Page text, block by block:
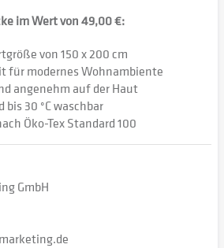
im Wert von 49,00 €:
von 150 x 200 cm
für modernes Wohnambiente
angenehm auf der Haut
30 °C waschbar
Öko-Tex Standard 100
GmbH